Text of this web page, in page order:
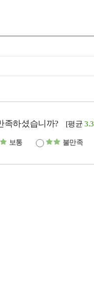
족하셨습니까? [평균3.3
보통 불만족